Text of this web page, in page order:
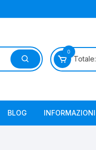
0
Totale:
BLOG INFORMAZIONI